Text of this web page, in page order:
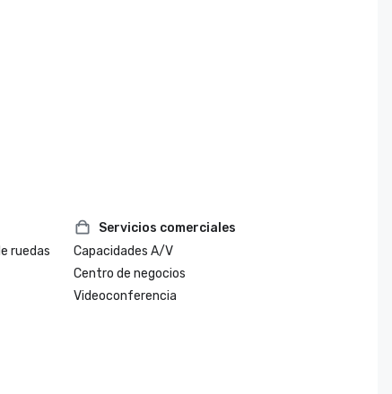
ruedas
Servicios comerciales
Capacidades A/V
Centro de negocios
Videoconferencia